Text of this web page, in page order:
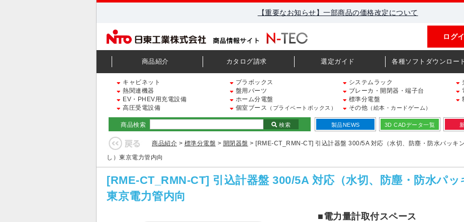
【重要なお知らせ】一部商品の価格改定について
ログ
商品紹介 カタログ請求 選定ガイド 各種ソフトダウンロー
キャビネット プラボックス システムラック
熱関連機器
盤用パーツ ブレーカ・開閉器・端子台
EV・PHEV用充電設備
ホーム分電盤 標準分電盤
高圧受電設備
個室ブース （プライベートボックス） その他 （絵本・カードゲーム）
商品検索 検索 製品NEWS 3D CADデータ一覧
商品紹介 > 標準分電盤 > 開閉器盤 > [RME-CT_RMN-CT] 引込計器盤 300/5A 対応（水切、防塵・防水パッキ
し）東京電力管内向
[RME-CT_RMN-CT] 引込計器盤 300/5A 対応（水切、防塵・防水パッ
東京電力管内向
■電力量計取付スペース